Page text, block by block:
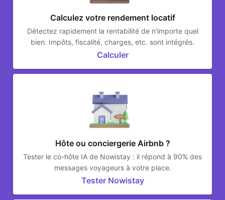
Calculez votre rendement locatif
Détectez rapidement la rentabilité de n'importe quel
bien. Impôts, fiscalité, charges, etc. sont intégrés.
Calculer
Hôte ou conciergerie Airbnb ?
Tester le co-hôte IA de Nowistay : il répond à 90% des
messages voyageurs à votre place.
Tester Nowistay